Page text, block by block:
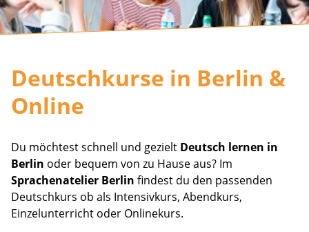
Deutschkurse in Berlin &
Online
Du möchtest schnell und gezielt Deutsch lernen in
Berlin oder bequem von zu Hause aus? Im
Sprachenatelier Berlin findest du den passenden
Deutschkurs ob als Intensivkurs, Abendkurs,
Einzelunterricht oder Onlinekurs.